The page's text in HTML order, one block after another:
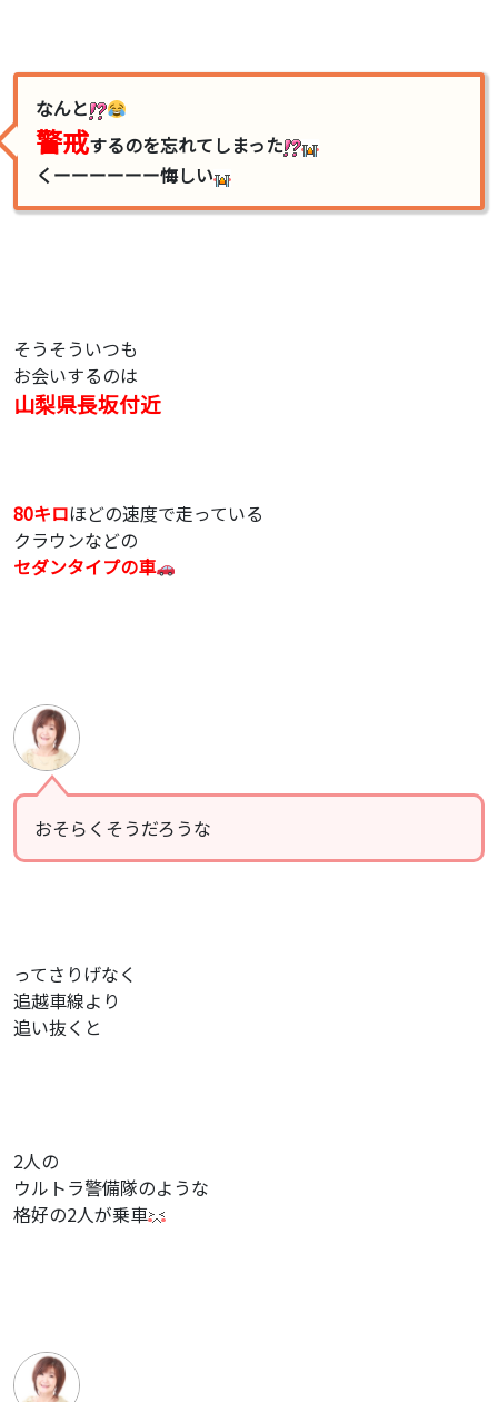
なんと
警戒するのを忘れてしまった
くーーーーーー悔しい
そうそういつも
お会いするのは
山梨県長坂付近
80キロほどの速度で走っている
クラウンなどの
セダンタイプの車
おそらくそうだろうな
ってさりげなく
追越車線より
追い抜くと
2人の
ウルトラ警備隊のような
格好の2人が乗車